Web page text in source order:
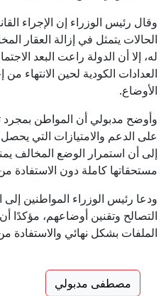
الفترة
وقال رئيس الوزراء إن الإجراء
الحالات يتمثل في إزالة العقار
له، إلا أن الدولة راعت البعد
العدادات الكودية لحين الانتهاء
الأوضاع.
وأوضح مدبولي أن المواطن
على الدعم والامتيازات التي
إلى أن استمرار الوضع المخالف
مستحقاتها كاملة دون الاستفادة
ودعا رئيس الوزراء المواطنين إلى
التصالح وتقنين أوضاعهم،
الملفات بشكل نهائي والاستفادة
مصطفى مدبولي